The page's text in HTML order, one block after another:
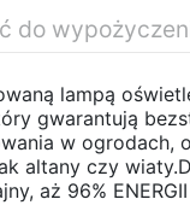
do
lampą
gwarantują
w ogrodach,
altany czy
aż 96% ENERGII